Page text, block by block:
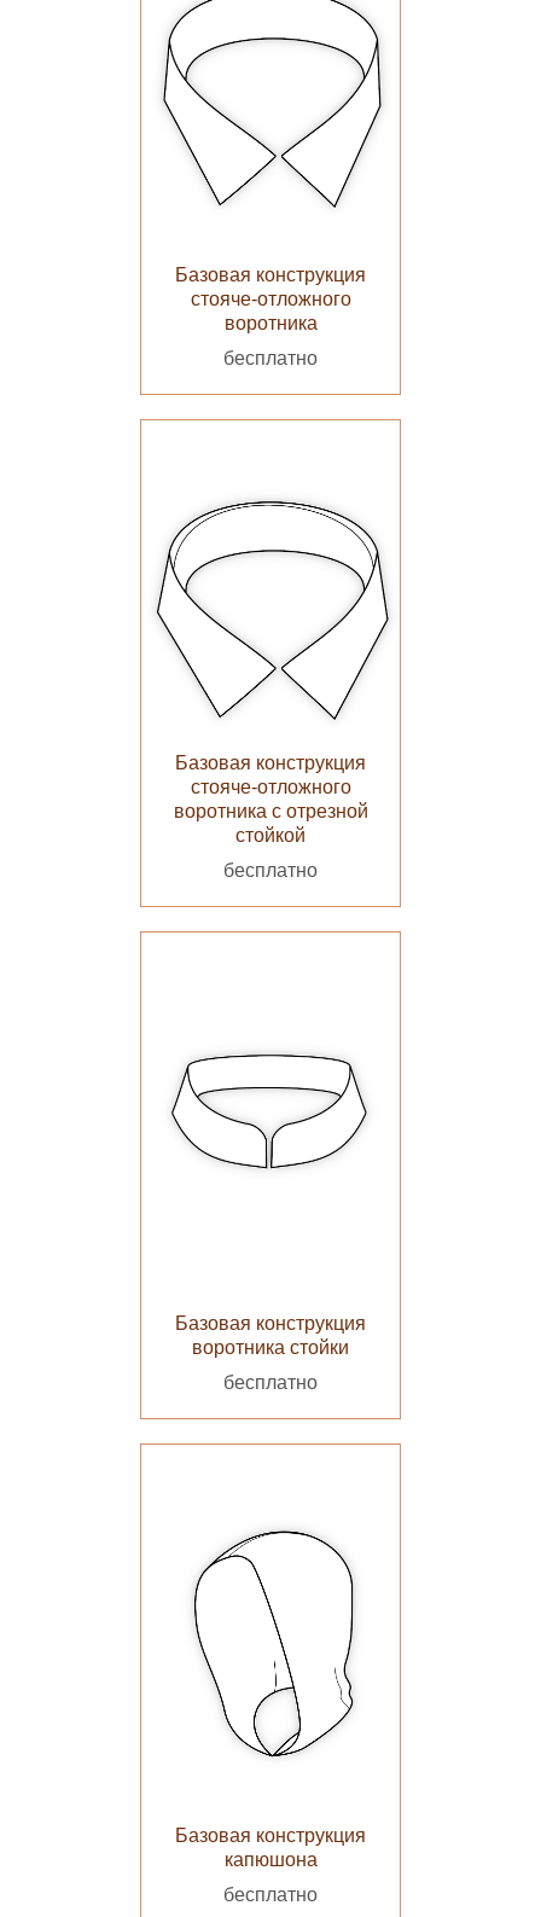
Базовая конструкция
стояче-отложного
воротника
бесплатно
Базовая конструкция
стояче-отложного
воротника с отрезной
стойкой
бесплатно
Базовая конструкция
воротника стойки
бесплатно
Базовая конструкция
капюшона
бесплатно